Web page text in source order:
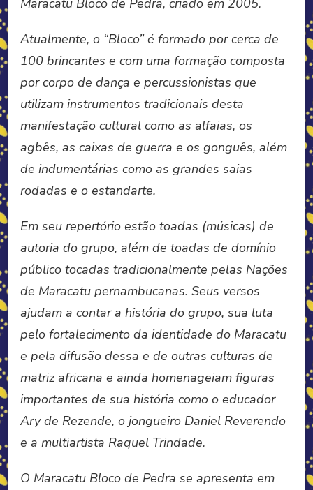
Atualmente, o “Bloco” é formado por cerca de
100 brincantes e com uma formação composta
por corpo de dança e percussionistas que
utilizam instrumentos tradicionais desta
manifestação cultural como as alfaias, os
agbês, as caixas de guerra e os gonguês, além
de indumentárias como as grandes saias
rodadas e o estandarte.
Em seu repertório estão toadas (músicas) de
autoria do grupo, além de toadas de domínio
público tocadas tradicionalmente pelas Nações
de Maracatu pernambucanas. Seus versos
ajudam a contar a história do grupo, sua luta
pelo fortalecimento da identidade do Maracatu
e pela difusão dessa e de outras culturas de
matriz africana e ainda homenageiam figuras
importantes de sua história como o educador
Ary de Rezende, o jongueiro Daniel Reverendo
e a multiartista Raquel Trindade.
O Maracatu Bloco de Pedra se apresenta em